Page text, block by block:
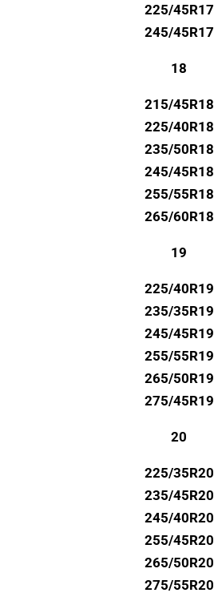
225/45R17
245/45R17
18
215/45R18
225/40R18
235/50R18
245/45R18
255/55R18
265/60R18
19
225/40R19
235/35R19
245/45R19
255/55R19
265/50R19
275/45R19
20
225/35R20
235/45R20
245/40R20
255/45R20
265/50R20
275/55R20